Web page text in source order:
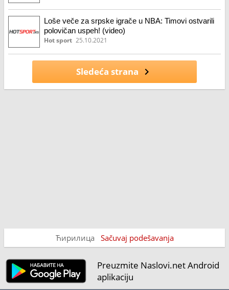
Loše veče za srpske igrače u NBA: Timovi ostvarili
polovičan uspeh! (video)
Hot sport 25.10.2021
Sledeća strana
Ћирилица Sačuvaj podešavanja
Preuzmite Naslovi.net Android
aplikaciju